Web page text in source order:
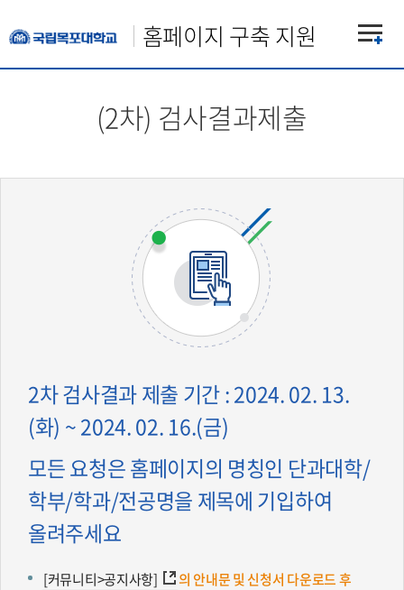
홈페이지 구축 지원
(2차) 검사결과제출
2차 검사결과 제출 기간 : 2024. 02. 13.
(화) ~ 2024. 02. 16.(금)
모든 요청은 홈페이지의 명칭인 단과대학/
학부/학과/전공명을 제목에 기입하여
올려주세요
[커뮤니티>공지사항]
의 안내문 및 신청서 다운로드 후